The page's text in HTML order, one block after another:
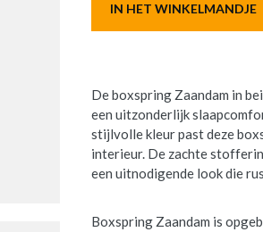
IN HET WINKELMANDJE
De boxspring Zaandam in
een uitzonderlijk
stijlvolle kleur past deze
interieur. De zachte
een uitnodigende look die
Boxspring Zaandam is